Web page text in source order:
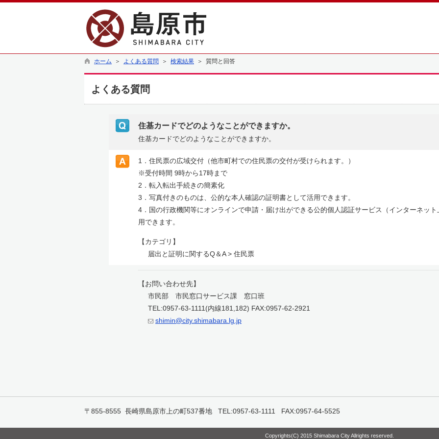
ホーム ＞ よくある質問 ＞ 検索結果 ＞ 質問と回答
よくある質問
住基カードでどのようなことができますか。
住基カードでどのようなことができますか。
1．住民票の広域交付（他市町村での住民票の交付が受けられます。）
※受付時間 9時から17時まで
2．転入転出手続きの簡素化
3．写真付きのものは、公的な本人確認の証明書として活用できます。
4．国の行政機関等にオンラインで申請・届け出ができる公的個人認証サービス（インターネッ
用できます。
【カテゴリ】
届出と証明に関するQ＆A > 住民票
【お問い合わせ先】
市民部 市民窓口サービス課 窓口班
TEL:0957-63-1111(内線181,182) FAX:0957-62-2921
shimin@city.shimabara.lg.jp
〒855-8555 長崎県島原市上の町537番地 TEL:0957-63-1111 FAX:0957-64-5525
Copyrights(C) 2015 Shimabara City Allrights reserved.